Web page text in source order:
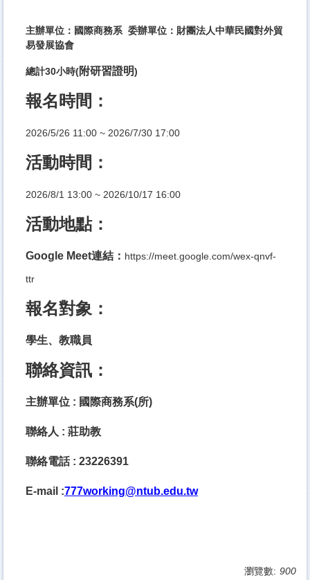
主辦單位：國際商務系 委辦單位：財團法人中華民國對外貿
易發展協會
總計30小時(附研習證明)
報名時間：
2026/5/26 11:00 ~ 2026/7/30 17:00
活動時間：
2026/8/1 13:00 ~ 2026/10/17 16:00
活動地點：
Google Meet連結： https://meet.google. com/wex-qnvf-
ttr
報名對象：
學生、教職員
聯絡資訊：
主辦單位 : 國際商務系(所)
聯絡人 : 莊助教
聯絡電話 : 23226391
E-mail :777working@ntub.edu.tw
瀏覽數: 900